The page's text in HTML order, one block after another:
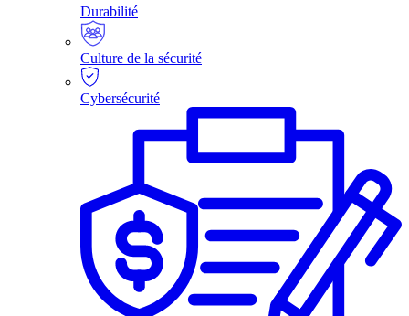
Durabilité
Culture de la sécurité
Cybersécurité